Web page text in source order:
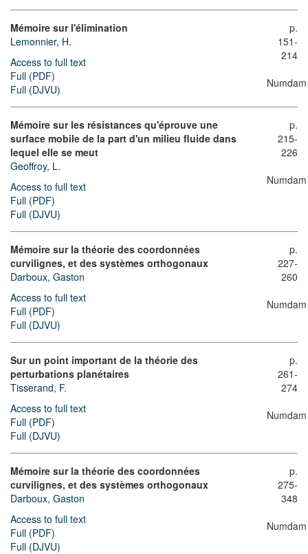
Mémoire sur l'élimination
Lemonnier, H.
Access to full text
Full (PDF)
Full (DJVU)
p.
151-
214
Numdam
Mémoire sur les résistances qu'éprouve une
surface mobile de la part d'un milieu fluide dans
lequel elle se meut
Geoffroy, L.
Access to full text
Full (PDF)
Full (DJVU)
p.
215-
226
Numdam
Mémoire sur la théorie des coordonnées
curvilignes, et des systèmes orthogonaux
Darboux, Gaston
Access to full text
Full (PDF)
Full (DJVU)
p.
227-
260
Numdam
Sur un point important de la théorie des
perturbations planétaires
Tisserand, F.
Access to full text
Full (PDF)
Full (DJVU)
p.
261-
274
Numdam
Mémoire sur la théorie des coordonnées
curvilignes, et des systèmes orthogonaux
Darboux, Gaston
Access to full text
Full (PDF)
Full (DJVU)
p.
275-
348
Numdam